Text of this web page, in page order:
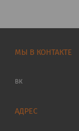
МЫ В КОНТАКТЕ
ВК